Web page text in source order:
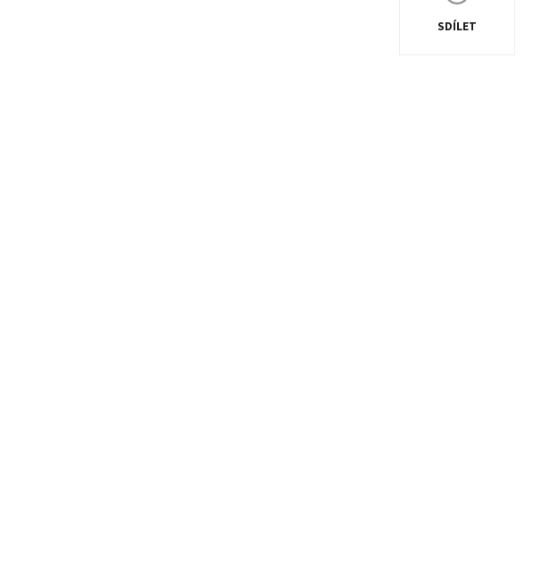
SDÍLET